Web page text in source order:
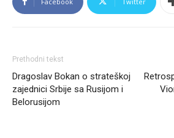
Prethodni tekst
Dragoslav Bokan o strateškoj
zajednici Srbije sa Rusijom i
Belorusijom